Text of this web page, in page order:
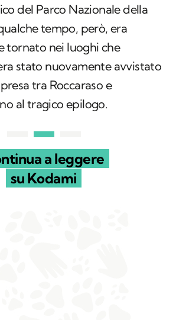
del Parco Nazionale della
tempo, però, era
tornato nei luoghi che
stato nuovamente avvistato
tra Roccaraso e
al tragico epilogo.
a leggere
su Kodami